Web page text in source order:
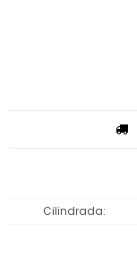
Cilindrada